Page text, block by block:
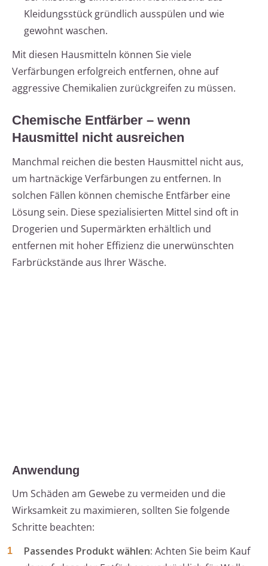
Kleidungsstück gründlich ausspülen und wie
gewohnt waschen.
Mit diesen Hausmitteln können Sie viele
Verfärbungen erfolgreich entfernen, ohne auf
aggressive Chemikalien zurückgreifen zu müssen.
Chemische Entfärber – wenn
Hausmittel nicht ausreichen
Manchmal reichen die besten Hausmittel nicht aus,
um hartnäckige Verfärbungen zu entfernen. In
solchen Fällen können chemische Entfärber eine
Lösung sein. Diese spezialisierten Mittel sind oft in
Drogerien und Supermärkten erhältlich und
entfernen mit hoher Effizienz die unerwünschten
Farbrückstände aus Ihrer Wäsche.
Anwendung
Um Schäden am Gewebe zu vermeiden und die
Wirksamkeit zu maximieren, sollten Sie folgende
Schritte beachten:
Passendes Produkt wählen: Achten Sie beim Kauf